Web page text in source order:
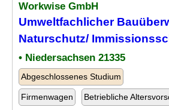
Workwise GmbH
Umweltfachlicher
Naturschutz/
• Niedersachsen 21335
Abgeschlossenes Studium
Firmenwagen Betriebliche